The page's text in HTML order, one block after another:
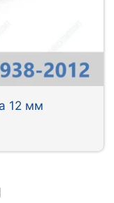
12 мм